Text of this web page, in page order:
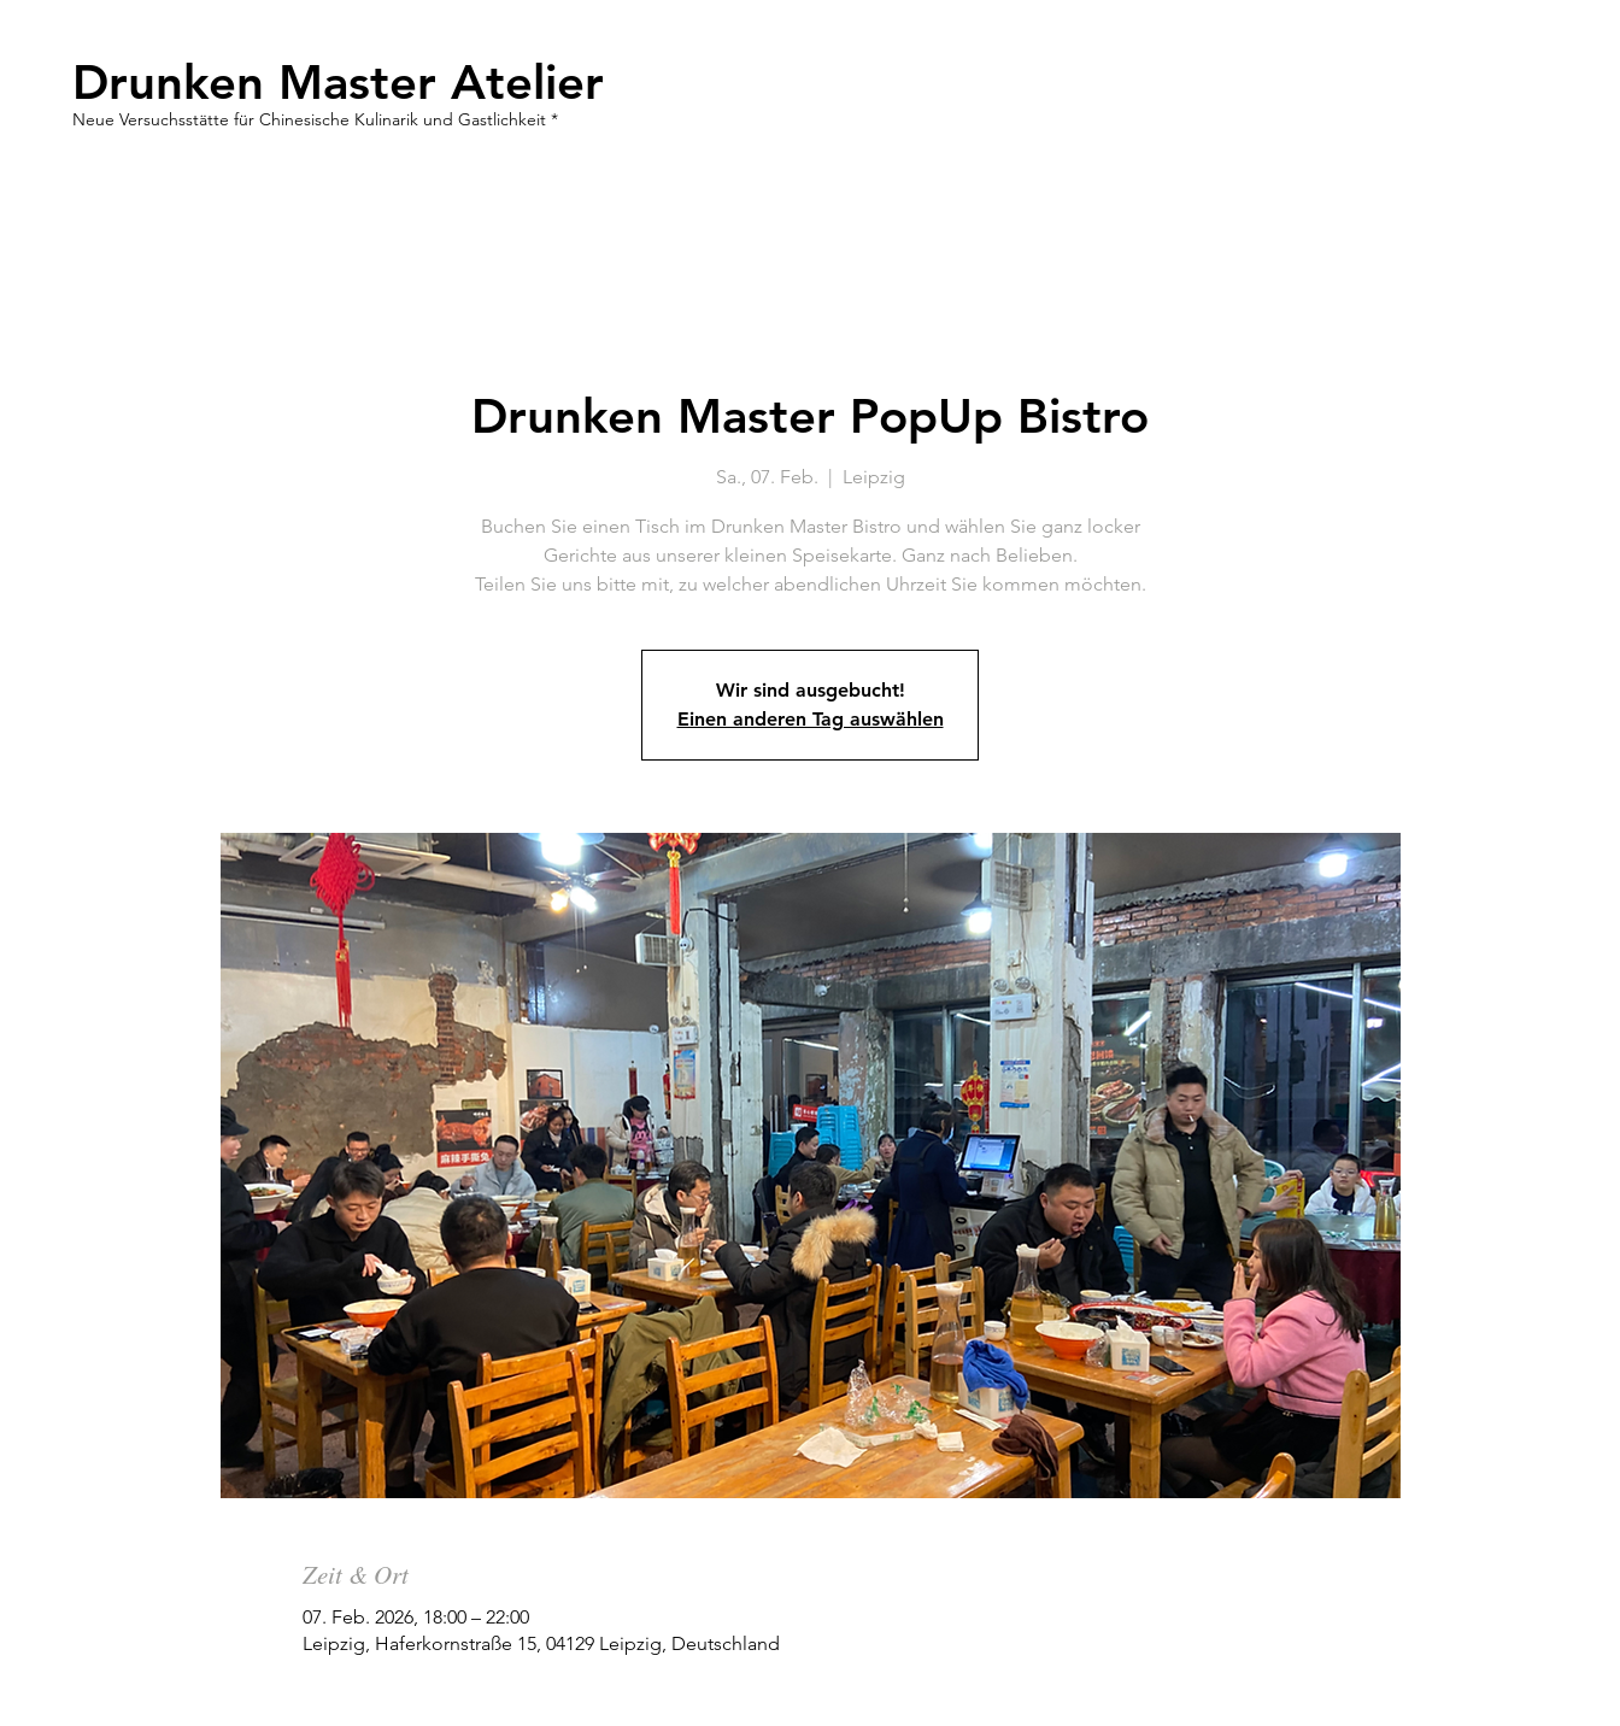
Drunken Master Atelier
Neue Versuchsstätte für Chinesische Kulinarik und Gastlichkeit *
Drunken Master PopUp Bistro
Sa., 07. Feb.
  |
Leipzig
Buchen Sie einen Tisch im Drunken Master Bistro und wählen Sie ganz locker
Gerichte aus unserer kleinen Speisekarte. Ganz nach Belieben.
Wir sind ausgebucht!
Einen anderen Tag auswählen
Zeit & Ort
07. Feb. 2026, 18:00 – 22:00
Leipzig, Haferkornstraße 15, 04129 Leipzig, Deutschland